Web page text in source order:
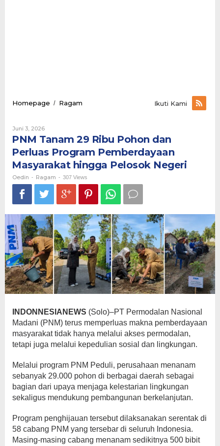
Homepage / Ragam
Pohon
Perluas
Program
hingga
Pelosok
Ikuti Kami
Juni 3, 2026Oleh
Oedin
PNM Tanam 29 Ribu Pohon dan
Perluas Program Pemberdayaan
Masyarakat hingga Pelosok Negeri
Oedin - Ragam - 307 Views
INDONNESIANEWS (Solo)–PT Permodalan Nasional
Madani (PNM) terus memperluas makna pemberdayaan
masyarakat tidak hanya melalui akses permodalan,
tetapi juga melalui kepedulian sosial dan lingkungan.
Melalui program PNM Peduli, perusahaan menanam
sebanyak 29.000 pohon di berbagai daerah sebagai
bagian dari upaya menjaga kelestarian lingkungan
sekaligus mendukung pembangunan berkelanjutan.
Program penghijauan tersebut dilaksanakan serentak di
58 cabang PNM yang tersebar di seluruh Indonesia.
Masing-masing cabang menanam sedikitnya 500 bibit